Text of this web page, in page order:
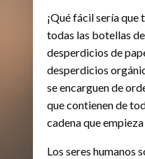
¡Qué fácil sería que
todas las botellas
desperdicios de
desperdicios
se encarguen de
que contienen de
cadena que
Los seres humanos